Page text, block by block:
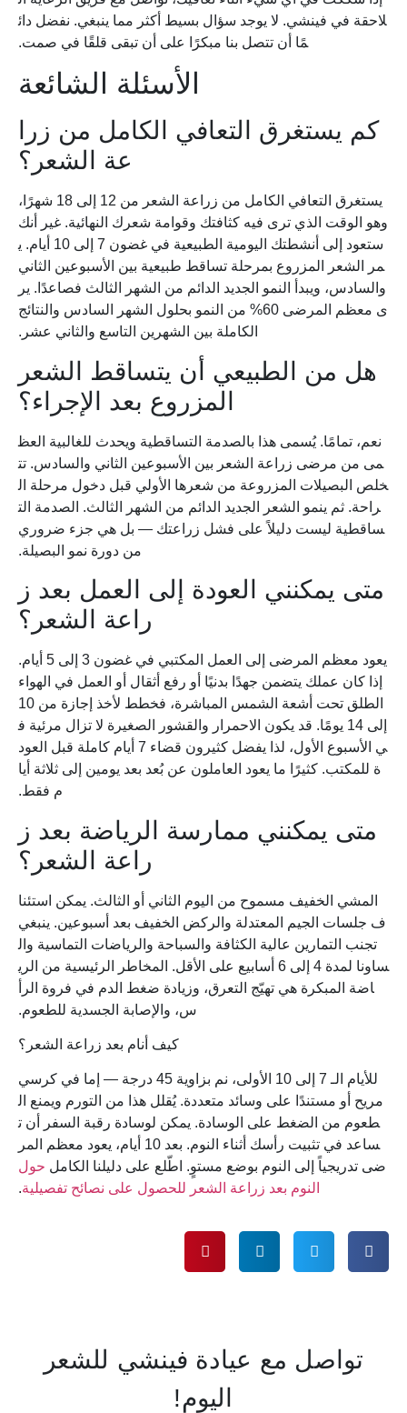
لاحقة في فينشي. لا يوجد سؤال بسيط أكثر مما ينبغي. نفضل دائ
مًا أن تتصل بنا مبكرًا على أن تبقى قلقًا في صمت.
الأسئلة الشائعة
كم يستغرق التعافي الكامل من زرا
عة الشعر؟
يستغرق التعافي الكامل من زراعة الشعر من 12 إلى 18 شهرًا،
وهو الوقت الذي ترى فيه كثافتك وقوامة شعرك النهائية. غير أنك
ستعود إلى أنشطتك اليومية الطبيعية في غضون 7 إلى 10 أيام. ي
مر الشعر المزروع بمرحلة تساقط طبيعية بين الأسبوعين الثاني
والسادس، ويبدأ النمو الجديد الدائم من الشهر الثالث فصاعدًا. ير
ى معظم المرضى 60% من النمو بحلول الشهر السادس والنتائج
الكاملة بين الشهرين التاسع والثاني عشر.
هل من الطبيعي أن يتساقط الشعر
المزروع بعد الإجراء؟
نعم، تمامًا. يُسمى هذا بالصدمة التساقطية ويحدث للغالبية العظ
مى من مرضى زراعة الشعر بين الأسبوعين الثاني والسادس. تت
خلص البصيلات المزروعة من شعرها الأولي قبل دخول مرحلة ال
راحة. ثم ينمو الشعر الجديد الدائم من الشهر الثالث. الصدمة الت
ساقطية ليست دليلاً على فشل زراعتك — بل هي جزء ضروري
من دورة نمو البصيلة.
متى يمكنني العودة إلى العمل بعد ز
راعة الشعر؟
يعود معظم المرضى إلى العمل المكتبي في غضون 3 إلى 5 أيام.
إذا كان عملك يتضمن جهدًا بدنيًا أو رفع أثقال أو العمل في الهواء
الطلق تحت أشعة الشمس المباشرة، فخطط لأخذ إجازة من 10
إلى 14 يومًا. قد يكون الاحمرار والقشور الصغيرة لا تزال مرئية ف
ي الأسبوع الأول، لذا يفضل كثيرون قضاء 7 أيام كاملة قبل العود
ة للمكتب. كثيرًا ما يعود العاملون عن بُعد بعد يومين إلى ثلاثة أيا
م فقط.
متى يمكنني ممارسة الرياضة بعد ز
راعة الشعر؟
المشي الخفيف مسموح من اليوم الثاني أو الثالث. يمكن استئنا
ف جلسات الجيم المعتدلة والركض الخفيف بعد أسبوعين. ينبغي
تجنب التمارين عالية الكثافة والسباحة والرياضات التماسية وال
ساونا لمدة 4 إلى 6 أسابيع على الأقل. المخاطر الرئيسية من الري
اضة المبكرة هي تهيّج التعرق، وزيادة ضغط الدم في فروة الرأ
س، والإصابة الجسدية للطعوم.
كيف أنام بعد زراعة الشعر؟
للأيام الـ 7 إلى 10 الأولى، نم بزاوية 45 درجة — إما في كرسي
مريح أو مستندًا على وسائد متعددة. يُقلل هذا من التورم ويمنع ال
طعوم من الضغط على الوسادة. يمكن لوسادة رقبة السفر أن ت
ساعد في تثبيت رأسك أثناء النوم. بعد 10 أيام، يعود معظم المر
ضى تدريجياً إلى النوم بوضع مستوٍ. اطّلع على دليلنا الكامل حول
النوم بعد زراعة الشعر للحصول على نصائح تفصيلية.
تواصل مع عيادة فينشي للشعر
اليوم!